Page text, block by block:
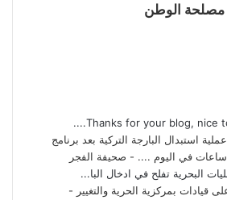
مصلحة الوطن
Thanks for your blog, nice
استبدال البارجة التركية بعد برنامج
البحرية تفلح في ادخال البا...
قيادات بمركزية الحرية والتغيير -